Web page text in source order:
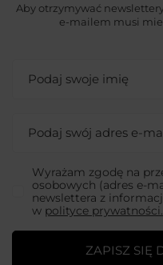
Aby otrzymywać
e-mailem musi
Podaj swoje imię
Podaj swój adres e-
Wyrażam zgodę na
osobowych (adres e-
newslettera z
w polityce prywatności.
ZAPISZ SIĘ